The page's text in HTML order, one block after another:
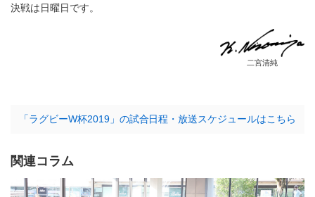
決戦は日曜日です。
二宮清純
「ラグビーW杯2019」の試合日程・放送スケジュールはこちら
関連コラム